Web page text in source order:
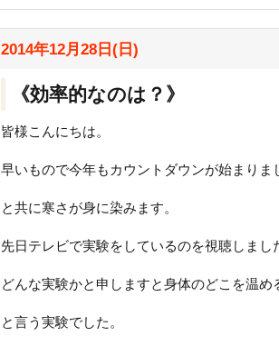
2014年12月28日(日)
《効率的なのは？》
皆様こんにちは。
早いもので今年もカウントダウンが始まりま
と共に寒さが身に染みます。
先日テレビで実験をしているのを視聴しまし
どんな実験かと申しますと身体のどこを温
と言う実験でした。